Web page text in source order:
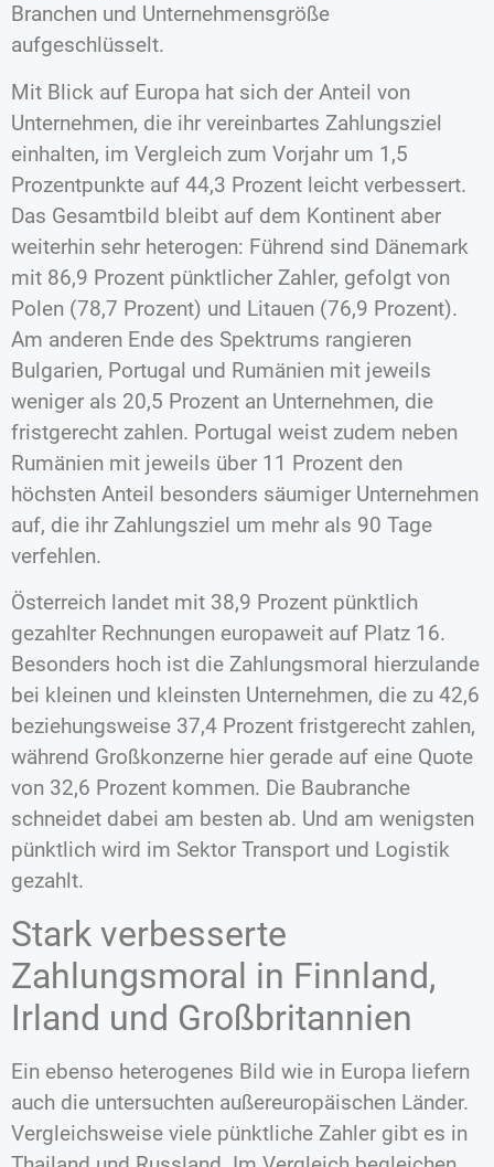
Branchen und Unternehmensgröße
aufgeschlüsselt.
Mit Blick auf Europa hat sich der Anteil von
Unternehmen, die ihr vereinbartes Zahlungsziel
einhalten, im Vergleich zum Vorjahr um 1,5
Prozentpunkte auf 44,3 Prozent leicht verbessert.
Das Gesamtbild bleibt auf dem Kontinent aber
weiterhin sehr heterogen: Führend sind Dänemark
mit 86,9 Prozent pünktlicher Zahler, gefolgt von
Polen (78,7 Prozent) und Litauen (76,9 Prozent).
Am anderen Ende des Spektrums rangieren
Bulgarien, Portugal und Rumänien mit jeweils
weniger als 20,5 Prozent an Unternehmen, die
fristgerecht zahlen. Portugal weist zudem neben
Rumänien mit jeweils über 11 Prozent den
höchsten Anteil besonders säumiger Unternehmen
auf, die ihr Zahlungsziel um mehr als 90 Tage
verfehlen.
Österreich landet mit 38,9 Prozent pünktlich
gezahlter Rechnungen europaweit auf Platz 16.
Besonders hoch ist die Zahlungsmoral hierzulande
bei kleinen und kleinsten Unternehmen, die zu 42,6
beziehungsweise 37,4 Prozent fristgerecht zahlen,
während Großkonzerne hier gerade auf eine Quote
von 32,6 Prozent kommen. Die Baubranche
schneidet dabei am besten ab. Und am wenigsten
pünktlich wird im Sektor Transport und Logistik
gezahlt.
Stark verbesserte
Zahlungsmoral in Finnland,
Irland und Großbritannien
Ein ebenso heterogenes Bild wie in Europa liefern
auch die untersuchten außereuropäischen Länder.
Vergleichsweise viele pünktliche Zahler gibt es in